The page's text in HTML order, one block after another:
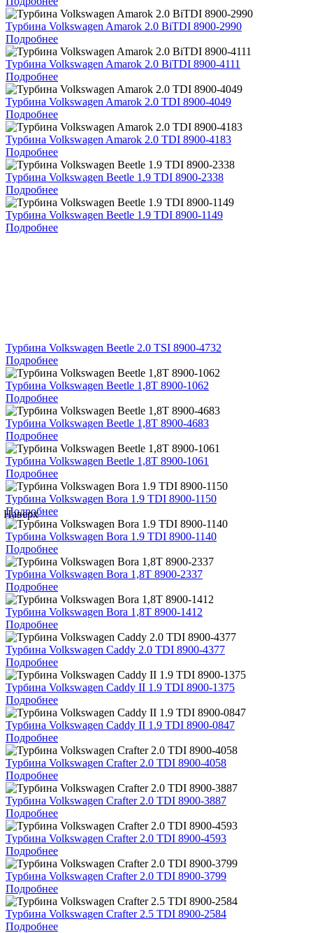
Турбина Volkswagen Amarok 2.0 BiTDI 8900-2990
Подробнее
Турбина Volkswagen Amarok 2.0 BiTDI 8900-4111
Подробнее
Турбина Volkswagen Amarok 2.0 TDI 8900-4049
Подробнее
Турбина Volkswagen Amarok 2.0 TDI 8900-4183
Подробнее
Турбина Volkswagen Beetle 1.9 TDI 8900-2338
Подробнее
Турбина Volkswagen Beetle 1.9 TDI 8900-1149
Подробнее
Турбина Volkswagen Beetle 2.0 TSI 8900-4732
Подробнее
Турбина Volkswagen Beetle 1,8T 8900-1062
Подробнее
Турбина Volkswagen Beetle 1,8T 8900-4683
Подробнее
Турбина Volkswagen Beetle 1,8T 8900-1061
Подробнее
Турбина Volkswagen Bora 1.9 TDI 8900-1150
Подробнее
Турбина Volkswagen Bora 1.9 TDI 8900-1140
Подробнее
Турбина Volkswagen Bora 1,8T 8900-2337
Подробнее
Турбина Volkswagen Bora 1,8T 8900-1412
Подробнее
Турбина Volkswagen Caddy 2.0 TDI 8900-4377
Подробнее
Турбина Volkswagen Caddy II 1.9 TDI 8900-1375
Подробнее
Турбина Volkswagen Caddy II 1.9 TDI 8900-0847
Подробнее
Турбина Volkswagen Crafter 2.0 TDI 8900-4058
Подробнее
Турбина Volkswagen Crafter 2.0 TDI 8900-3887
Подробнее
Турбина Volkswagen Crafter 2.0 TDI 8900-4593
Подробнее
Турбина Volkswagen Crafter 2.0 TDI 8900-3799
Подробнее
Турбина Volkswagen Crafter 2.5 TDI 8900-2584
Подробнее
Наверх